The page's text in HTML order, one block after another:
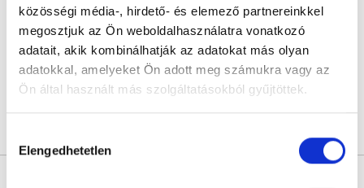
közösségi média-, hirdető- és elemező partnereinkkel
megosztjuk az Ön weboldalhasználatra vonatkozó
adatait, akik kombinálhatják az adatokat más olyan
adatokkal, amelyeket Ön adott meg számukra vagy az
Ön által használt más szolgáltatásokból gyűjtöttek.
szabályzat:https://foglaljorvost.hu/info/foglaljorvost-
kiválasztása
Elengedhetetlen
Kálmán Rendelő
Budapest, XI. kerület, Bartók Béla út 16. fsz.1.
Dr. Ács Paqtríciához a FoglaljOrvost.hu oldalon keresztzül az időpont